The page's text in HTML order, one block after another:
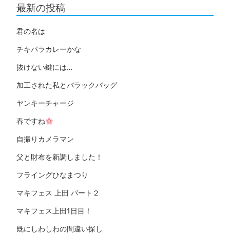
最新の投稿
君の名は
チキパラカレーかな
抜けない鍵には…
加工された私とバラックバッグ
ヤンキーチャージ
春ですね
自撮りカメラマン
父と財布を新調しました！
フライングひなまつり
マキフェス 上田 パート２
マキフェス上田1日目！
既にしわしわの間違い探し